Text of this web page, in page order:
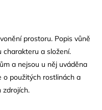
prostoru. Popis vůně
charakteru a složení.
a nejsou u něj uváděna
o použitých rostlinách a
zdrojích.